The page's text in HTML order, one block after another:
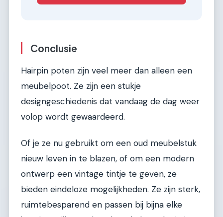
Conclusie
Hairpin poten zijn veel meer dan alleen een
meubelpoot. Ze zijn een stukje
designgeschiedenis dat vandaag de dag weer
volop wordt gewaardeerd.
Of je ze nu gebruikt om een oud meubelstuk
nieuw leven in te blazen, of om een modern
ontwerp een vintage tintje te geven, ze
bieden eindeloze mogelijkheden. Ze zijn sterk,
ruimtebesparend en passen bij bijna elke